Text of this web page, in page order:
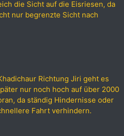
die Sicht auf die Eisriesen, da
nur begrenzte Sicht nach
Richtung Jiri geht es
nur noch hoch auf über 2000
da ständig Hindernisse oder
Fahrt verhindern.